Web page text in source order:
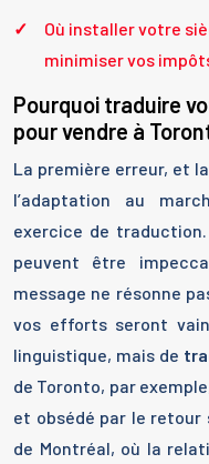
Où installer votre
minimiser vos
Pourquoi traduire
pour vendre à
La première erreur, et
l’adaptation au
exercice de
peuvent être
message ne résonne
vos efforts seront
linguistique, mais de
de Toronto, par
et obsédé par le retour
de Montréal, où la